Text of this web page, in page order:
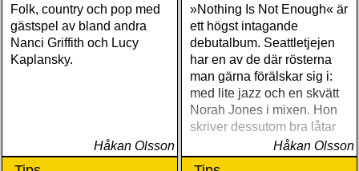
Folk, country och pop med
gästspel av bland andra
Nanci Griffith och Lucy
Kaplansky.
Håkan Olsson
»Nothing Is Not Enough« är
ett högst intagande
debutalbum. Seattletjejen
har en av de där rösterna
man gärna förälskar sig i:
med lite jazz och en skvätt
Norah Jones i mixen. Hon
skriver dessutom bra låtar
Håkan Olsson